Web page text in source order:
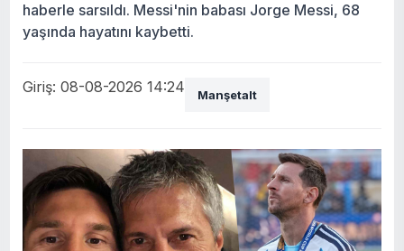
haberle sarsıldı. Messi'nin babası Jorge Messi, 68
yaşında hayatını kaybetti.
Giriş: 08-08-2026 14:24 Manşetalt